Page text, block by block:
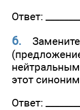
Ответ:
6.
этот
Ответ: